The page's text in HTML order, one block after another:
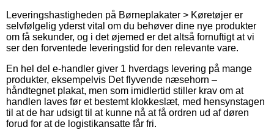
Leveringshastigheden på Børneplakater > Køretøjer er
selvfølgelig yderst vital om du behøver dine nye produkter
om få sekunder, og i det øjemed er det altså fornuftigt at vi
ser den forventede leveringstid for den relevante vare.
En hel del e-handler giver 1 hverdags levering på mange
produkter, eksempelvis Det flyvende næsehorn –
håndtegnet plakat, men som imidlertid stiller krav om at
handlen laves før et bestemt klokkeslæt, med hensynstagen
til at de har udsigt til at kunne nå at få ordren ud af døren
forud for at de logistikansatte får fri.